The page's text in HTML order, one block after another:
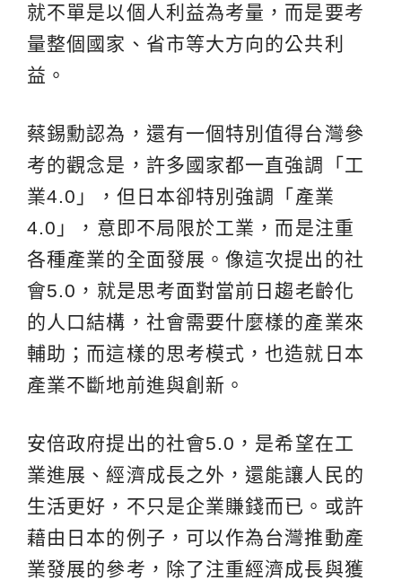
就不單是以個人利益為考量，而是要考
量整個國家、省市等大方向的公共利
益。
蔡錫勳認為，還有一個特別值得台灣參
考的觀念是，許多國家都一直強調「工
業4.0」，但日本卻特別強調「產業
4.0」，意即不局限於工業，而是注重
各種產業的全面發展。像這次提出的社
會5.0，就是思考面對當前日趨老齡化
的人口結構，社會需要什麼樣的產業來
輔助；而這樣的思考模式，也造就日本
產業不斷地前進與創新。
安倍政府提出的社會5.0，是希望在工
業進展、經濟成長之外，還能讓人民的
生活更好，不只是企業賺錢而已。或許
藉由日本的例子，可以作為台灣推動產
業發展的參考，除了注重經濟成長與獲